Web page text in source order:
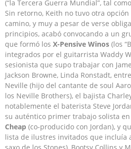
(“la Tercera Guerra Mundial”, tal
Sin retorno, Keith no tuvo otra
camino, y muy a pesar de verse
principios, acabó convocando a un
que formó los X-Pensive Winos (los
integrados por el guitarrista Waddy
sesionista que supo trabajar con
Jackson Browne, Linda Ronstadt,
Neville (hijo del cantante de soul
los Neville Brothers), el bajista
notablemente el baterista Steve
su auténtico primer trabajo solista
Cheap (co-producido con Jordan), y
lista de ilustres invitados que incluía